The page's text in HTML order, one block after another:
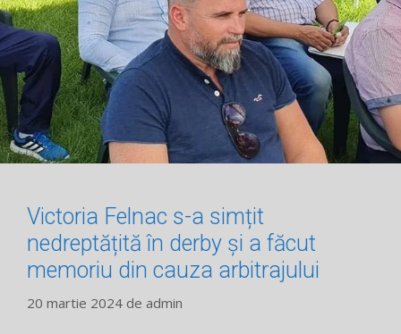
Victoria Felnac s-a simțit
nedreptățită în derby și a făcut
memoriu din cauza arbitrajului
20 martie 2024 de admin